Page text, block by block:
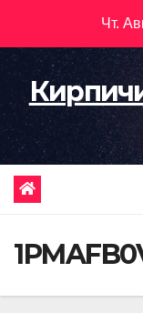
содержимому
Чт.